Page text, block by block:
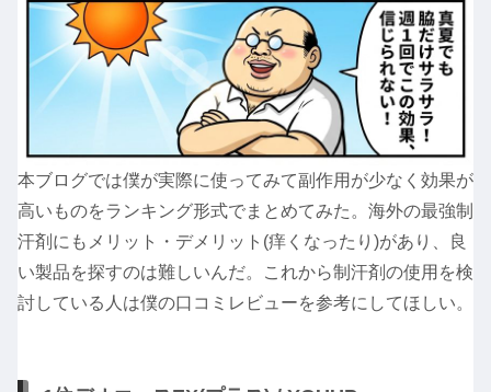
本ブログでは僕が実際に使ってみて副作用が少なく効果が
高いものをランキング形式でまとめてみた。海外の最強制
汗剤にもメリット・デメリット(痒くなったり)があり、良
い製品を探すのは難しいんだ。これから制汗剤の使用を検
討している人は僕の口コミレビューを参考にしてほしい。